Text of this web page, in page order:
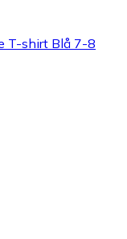
T-shirt Blå 7-8